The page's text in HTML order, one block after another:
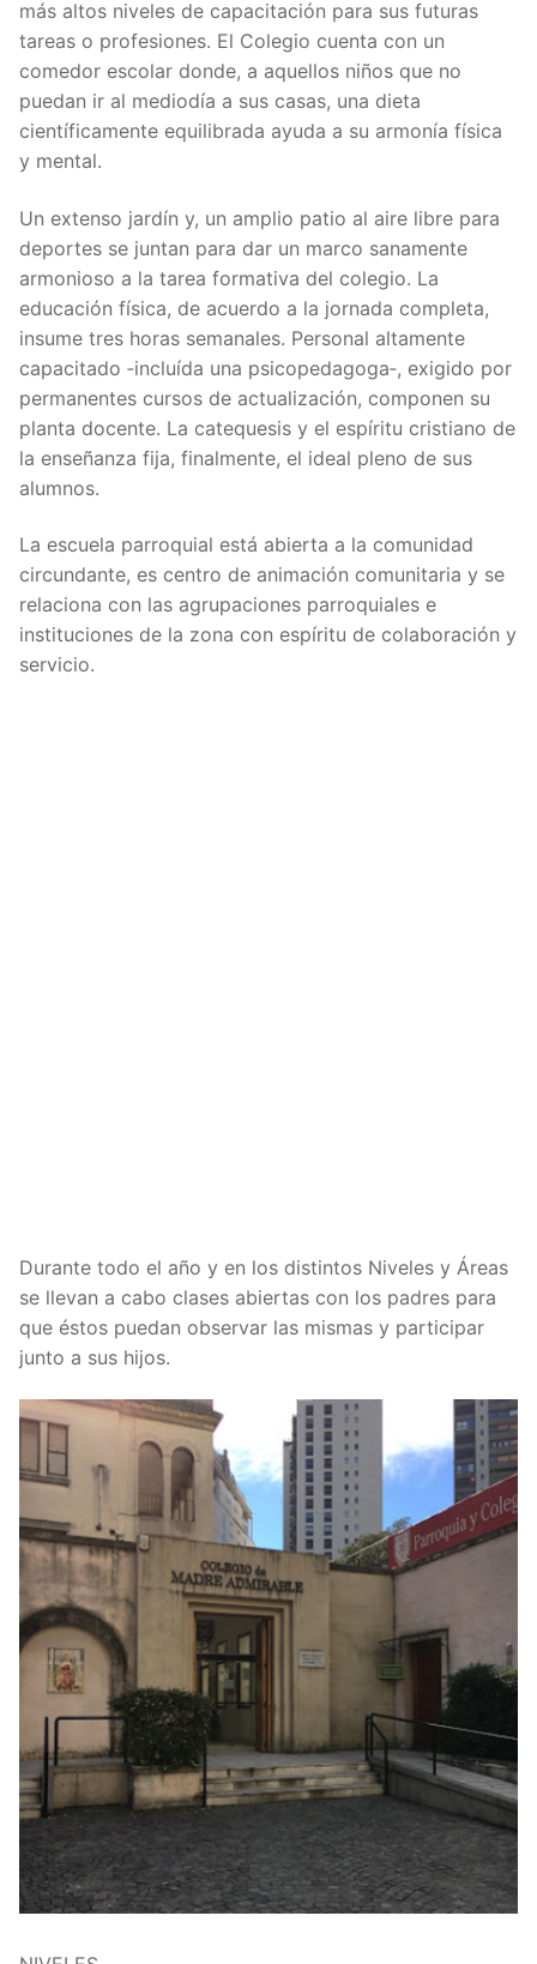
más altos niveles de capacitación para sus futuras
tareas o profesiones. El Colegio cuenta con un
comedor escolar donde, a aquellos niños que no
puedan ir al mediodía a sus casas, una dieta
científicamente equilibrada ayuda a su armonía física
y mental.
Un extenso jardín y, un amplio patio al aire libre para
deportes se juntan para dar un marco sanamente
armonioso a la tarea formativa del colegio. La
educación física, de acuerdo a la jornada completa,
insume tres horas semanales. Personal altamente
capacitado ‑incluída una psicopedagoga‑, exigido por
permanentes cursos de actualización, componen su
planta docente. La catequesis y el espíritu cristiano de
la enseñanza fija, finalmente, el ideal pleno de sus
alumnos.
La escuela parroquial está abierta a la comunidad
circundante, es centro de animación comunitaria y se
relaciona con las agrupaciones parroquiales e
instituciones de la zona con espíritu de colaboración y
servicio.
Durante todo el año y en los distintos Niveles y Áreas
se llevan a cabo clases abiertas con los padres para
que éstos puedan observar las mismas y participar
junto a sus hijos.